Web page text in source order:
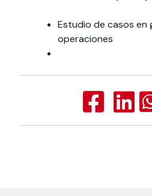
Estudio de casos en
operaciones